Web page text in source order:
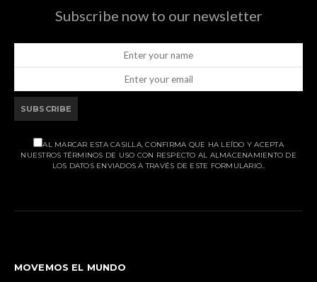
Subscribe now to our newsletter
SUBSCRIBE
AL MARCAR ESTA CASILLA, CONFIRMA QUE HA LEÍDO Y ACEPTA
NUESTROS TÉRMINOS DE USO CON RESPECTO AL ALMACENAMIENTO DE
LOS DATOS ENVIADOS A TRAVÉS DE ESTE FORMULARIO..
MOVEMOS EL MUNDO